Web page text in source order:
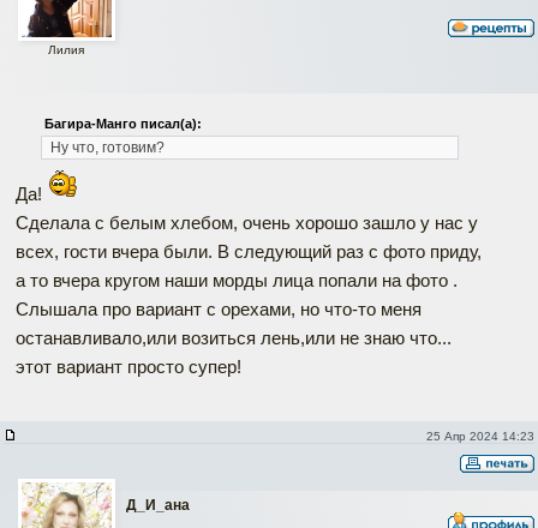
Лилия
Багира-Манго писал(а):
Ну что, готовим?
Да!
Сделала с белым хлебом, очень хорошо зашло у нас у
всех, гости вчера были. В следующий раз с фото приду,
а то вчера кругом наши морды лица попали на фото .
Слышала про вариант с орехами, но что-то меня
останавливало,или возиться лень,или не знаю что...
этот вариант просто супер!
25 Апр 2024 14:23
Д_И_ана